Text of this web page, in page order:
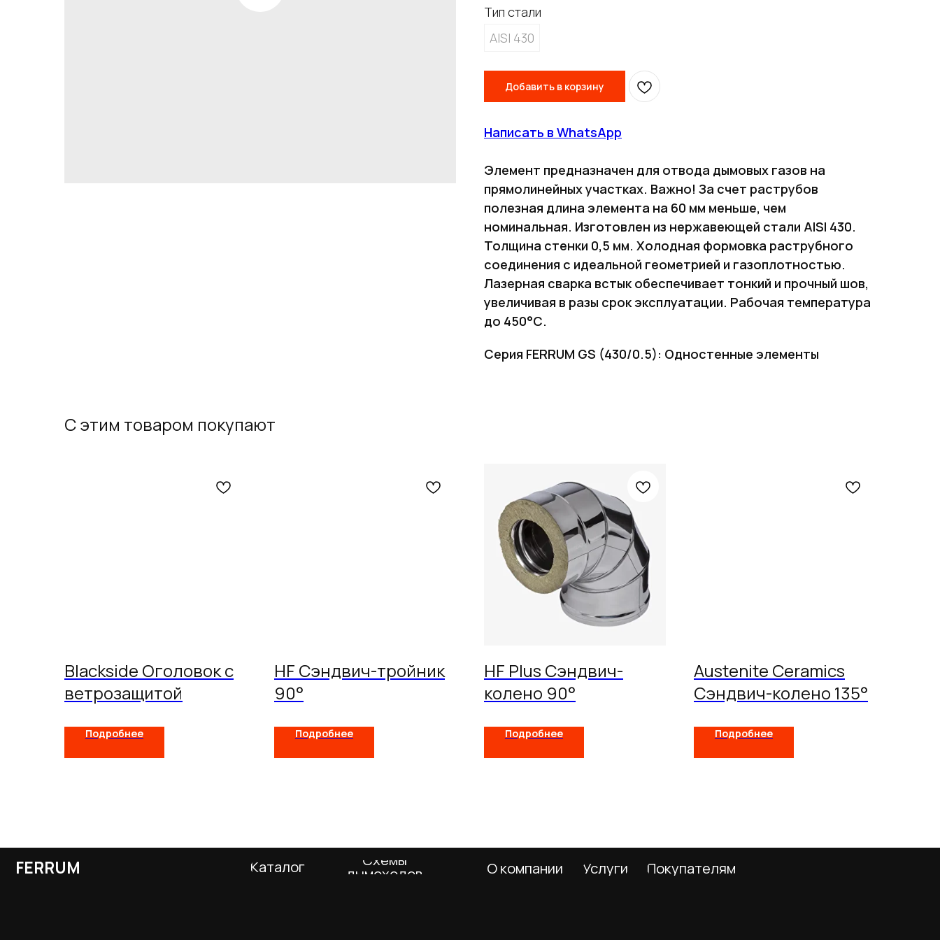
Тип стали
AISI 430
Добавить в корзину
Написать в WhatsApp
Элемент предназначен для отвода дымовых газов на
прямолинейных участках. Важно! За счет раструбов
полезная длина элемента на 60 мм меньше, чем
номинальная. Изготовлен из нержавеющей стали AISI 430.
Толщина стенки 0,5 мм. Холодная формовка раструбного
соединения с идеальной геометрией и газоплотностью.
Лазерная сварка встык обеспечивает тонкий и прочный шов,
увеличивая в разы срок эксплуатации. Рабочая температура
до 450°С.
Серия FERRUM GS (430/0.5): Одностенные элементы
С этим товаром покупают
Blackside Оголовок с
ветрозащитой
Подробнее
HF Сэндвич-тройник
90°
Подробнее
HF Plus Сэндвич-
колено 90°
Подробнее
Austenite Ceramics
Сэндвич-колено 135°
Подробнее
и получите
Услуги
Схемы